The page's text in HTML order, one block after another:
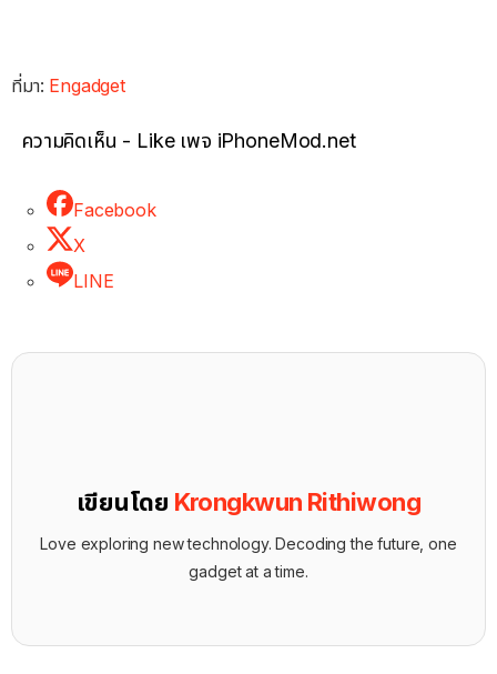
ที่มา: Engadget
ความคิดเห็น - Like เพจ iPhoneMod.net
Facebook
X
LINE
เขียนโดย Krongkwun Rithiwong
Love exploring new technology. Decoding the future, one
gadget at a time.